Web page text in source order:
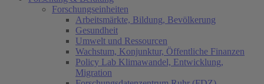
Forschungseinheiten
Arbeitsmärkte, Bildung, Bevölkerung
Gesundheit
Umwelt und Ressourcen
Wachstum, Konjunktur, Öffentliche Finanzen
Policy Lab Klimawandel, Entwicklung,
Migration